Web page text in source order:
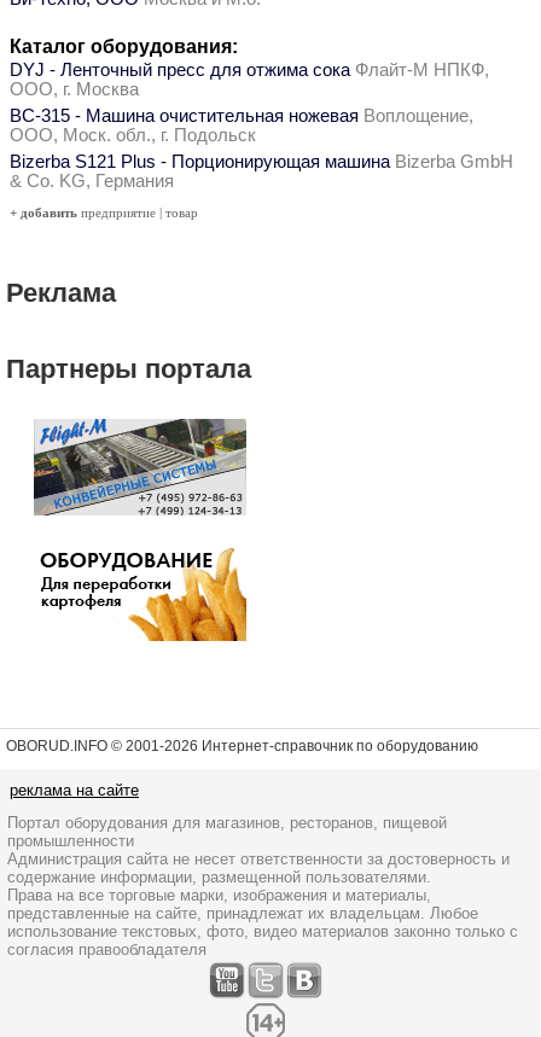
Каталог оборудования:
DYJ - Ленточный пресс для отжима сока Флайт-М НПКФ,
ООО, г. Москва
ВС-315 - Машина очистительная ножевая Воплощение,
ООО, Моск. обл., г. Подольск
Bizerba S121 Plus - Порционирующая машина Bizerba GmbH
& Co. KG, Германия
+ добавить предприятие | товар
Реклама
Партнеры портала
OBORUD.INFO © 2001-2026 Интернет-справочник по оборудованию
реклама на сайте
Портал оборудования для магазинов, ресторанов, пищевой
промышленности
Администрация сайта не несет ответственности за достоверность и
содержание информации, размещенной пользователями.
Права на все торговые марки, изображения и материалы,
представленные на сайте, принадлежат их владельцам. Любое
использование текстовых, фото, видео материалов законно только с
согласия правообладателя